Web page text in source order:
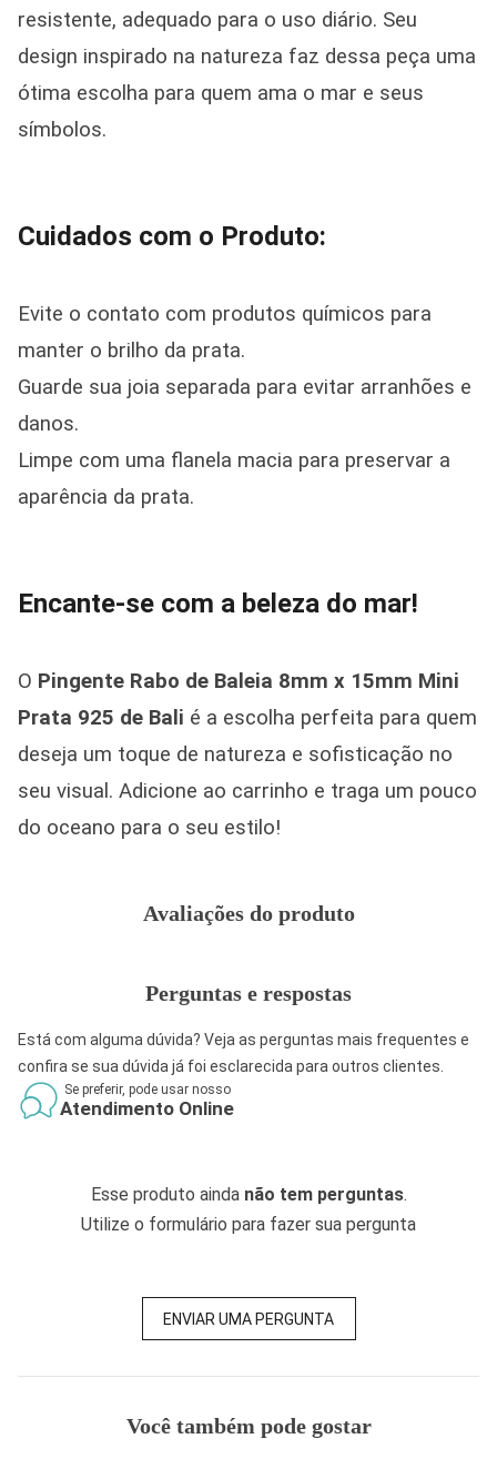
resistente, adequado para o uso diário. Seu
design inspirado na natureza faz dessa peça uma
ótima escolha para quem ama o mar e seus
símbolos.
Cuidados com o Produto:
Evite o contato com produtos químicos para
manter o brilho da prata.
Guarde sua joia separada para evitar arranhões e
danos.
Limpe com uma flanela macia para preservar a
aparência da prata.
Encante-se com a beleza do mar!
O Pingente Rabo de Baleia 8mm x 15mm Mini
Prata 925 de Bali é a escolha perfeita para quem
deseja um toque de natureza e sofisticação no
seu visual. Adicione ao carrinho e traga um pouco
do oceano para o seu estilo!
Avaliações do produto
Perguntas e respostas
Está com alguma dúvida? Veja as perguntas mais frequentes e
confira se sua dúvida já foi esclarecida para outros clientes.
Se preferir, pode usar nosso
Atendimento Online
Esse produto ainda não tem perguntas.
Utilize o formulário para fazer sua pergunta
ENVIAR UMA PERGUNTA
Você também pode gostar